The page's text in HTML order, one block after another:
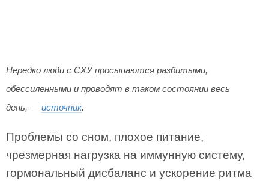
Нередко люди с СХУ просыпаются разбитыми,
обессиленными и проводят в таком состоянии весь
день, — источник.
Проблемы со сном, плохое питание,
чрезмерная нагрузка на иммунную систему,
гормональный дисбаланс и ускорение ритма